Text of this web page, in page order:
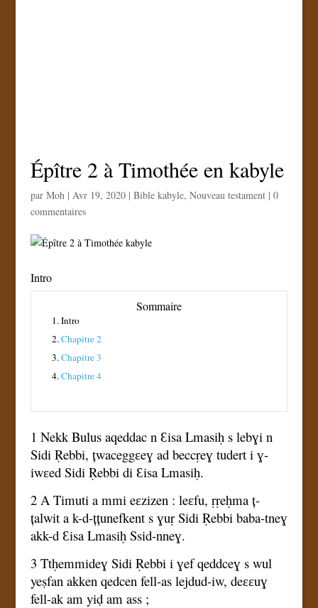
Épître 2 à Timothée en kabyle
par Moh| Avr 19, 2020| Bible kabyle, Nouveau testament| 0
commentaires
Intro
Sommaire
1.Intro
2.Chapitre 2
3.Chapitre 3
4.Chapitre 4
1 Nekk Bulus aqeddac n Ɛisa Lmasiḥ s lebɣi n
Sidi Ṛebbi, țwaceggɛeɣ ad beccṛeɣ tudert i ɣ-
iwɛed Sidi Ṛebbi di Ɛisa Lmasiḥ.
2 A Timuti a mmi eɛzizen : leɛfu, ṛṛeḥma ț-
țalwit a k-d-țțunefkent s ɣuṛ Sidi Ṛebbi baba-tneɣ
akk-d Ɛisa Lmasiḥ Ssid-nneɣ.
3 Ttḥemmideɣ Sidi Ṛebbi i ɣef qeddceɣ s wul
yeṣfan akken qedcen fell-as lejdud-iw, deɛɛuɣ
fell-ak am yiḍ am ass ;